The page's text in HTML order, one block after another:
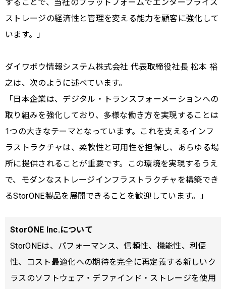
することで、当社のプラットフォームでエンタープライズ
ストレージの経済性と管理を変える能力を顧客に強化して
います。」
ダイワボウ情報システム株式会社 代表取締役社長 松本 裕
之は、次のように述べています。
「⽇本企業は、デジタル・トランスフォーメーションへの
取り組みを強化しており、多様な働き方を実現することは
1つの大きなテーマとなっています。これを支えるインフ
ラストラクチャは、柔軟性と可用性を担保し、あらゆる場
所に提供されることが重要です。この環境を実現するうえ
で、モダンなストレージインフラストラクチャを構築でき
るStorONE製品を展開できることを歓迎しています。」
StorONE Inc.について
StorONEは、パフォーマンス、信頼性、機能性、利便
性、コスト最適化への期待を完全に再定義する新しいク
ラスのソフトウェア・デファインド・ストレージを使用